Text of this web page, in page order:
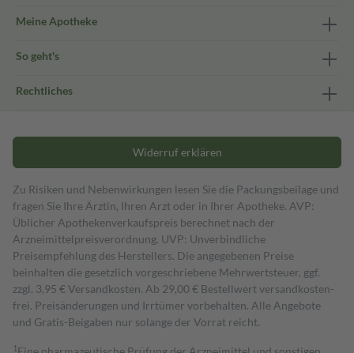
Meine Apotheke
So geht's
Rechtliches
Widerruf erklären
Zu Risiken und Nebenwirkungen lesen Sie die Packungsbeilage und
fragen Sie Ihre Ärztin, Ihren Arzt oder in Ihrer Apotheke. AVP:
Üblicher Apothekenverkaufspreis berechnet nach der
Arzneimittelpreisverordnung. UVP: Unverbindliche
Preisempfehlung des Herstellers. Die angegebenen Preise
beinhalten die gesetzlich vorgeschriebene Mehrwertsteuer, ggf.
zzgl. 3,95 € Versandkosten. Ab 29,00 € Bestell­wert versand­kosten­
frei. Preisänderungen und Irrtümer vorbehalten. Alle Angebote
und Gratis-Beigaben nur solange der Vorrat reicht.
1